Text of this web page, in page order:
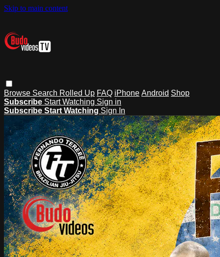
Skip to main content
Browse Search Rolled Up FAQ iPhone Android Shop
Subscribe Start Watching Sign in
Subscribe Start Watching Sign In